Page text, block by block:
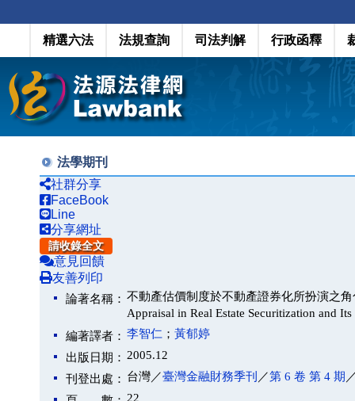
精選六法 法規查詢 司法判解 行政函釋
法學期刊
社群分享
FaceBook
Line
分享網址
請收錄全文
意見回饋
友善列印
論著名稱： 不動產估價制度於不動產證券化所扮演之角
Appraisal in Real Estate Securitization and
編著譯者： 李智仁 ； 黃郁婷
出版日期： 2005.12
刊登出處： 台灣／臺灣金融財務季刊 ／第 6 卷 第 4 期
22